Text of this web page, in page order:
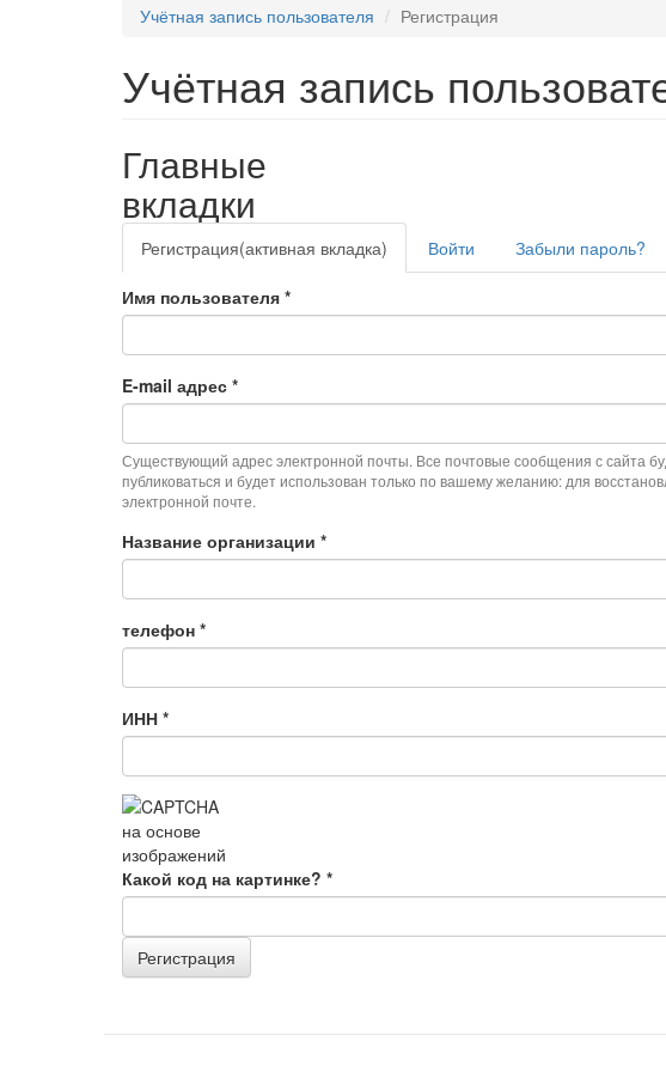
Учётная запись пользователя Регистрация
Учётная запись
Главные
вкладки
Регистрация(активная вкладка) Войти Забыли пароль?
Имя пользователя *
E-mail адрес *
Существующий адрес электронной почты. Все почтовые сообщения с сайта
публиковаться и будет использован только по вашему желанию: для
электронной почте.
Название организации *
телефон *
ИНН *
Какой код на картинке? *
Регистрация